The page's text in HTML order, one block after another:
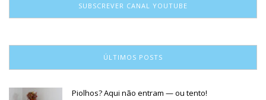
SUBSCREVER CANAL YOUTUBE
ÚLTIMOS POSTS
Piolhos? Aqui não entram — ou tento!